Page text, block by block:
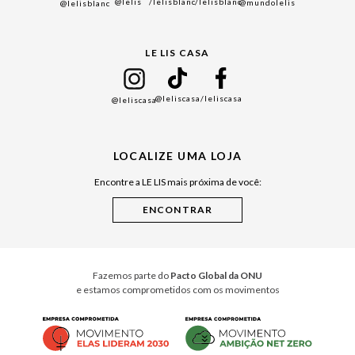
Black Friday
Cuidados Casa
@lelisblanc @mundolelis
LE LIS CASA
@leliscasa@leliscasa/leliscasa
LOCALIZE UMA LOJA
Encontre a LE LIS mais próxima de você:
Fazemos parte do Pacto Global da ONU
e estamos comprometidos com os movimentos